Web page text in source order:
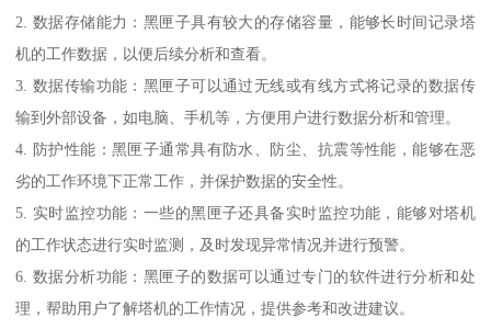
2. 数据存储能力：黑匣子具有较大的存储容量，能够长时间记录塔
机的工作数据，以便后续分析和查看。
3. 数据传输功能：黑匣子可以通过无线或有线方式将记录的数据传
输到外部设备，如电脑、手机等，方便用户进行数据分析和管理。
4. 防护性能：黑匣子通常具有防水、防尘、抗震等性能，能够在恶
劣的工作环境下正常工作，并保护数据的安全性。
5. 实时监控功能：一些的黑匣子还具备实时监控功能，能够对塔机
的工作状态进行实时监测，及时发现异常情况并进行预警。
6. 数据分析功能：黑匣子的数据可以通过专门的软件进行分析和处
理，帮助用户了解塔机的工作情况，提供参考和改进建议。